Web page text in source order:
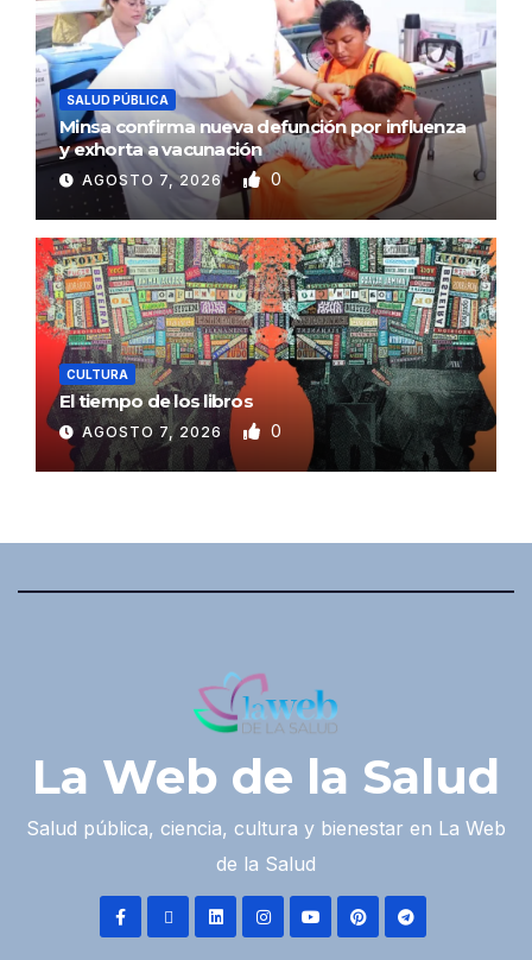
SALUD PÚBLICA
Minsa confirma nueva defunción por influenza
y exhorta a vacunación
AGOSTO 7, 2026 0
CULTURA
El tiempo de los libros
AGOSTO 7, 2026 0
La Web de la Salud
Salud pública, ciencia, cultura y bienestar en La Web
de la Salud